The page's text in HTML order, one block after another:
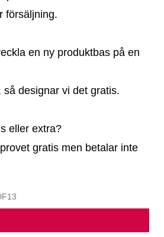
försäljning.
en ny produktbas på en
så designar vi det gratis.
eller extra?
gratis men betalar inte